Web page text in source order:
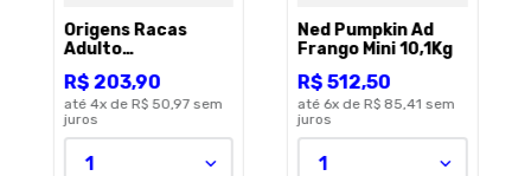
Origens Racas
Adulto
15Kg
R$ 203,90
até 4x de R$ 50,97 sem
juros
1
Ned Pumpkin Ad
Frango Mini 10,1Kg
R$ 512,50
até 6x de R$ 85,41 sem
juros
1